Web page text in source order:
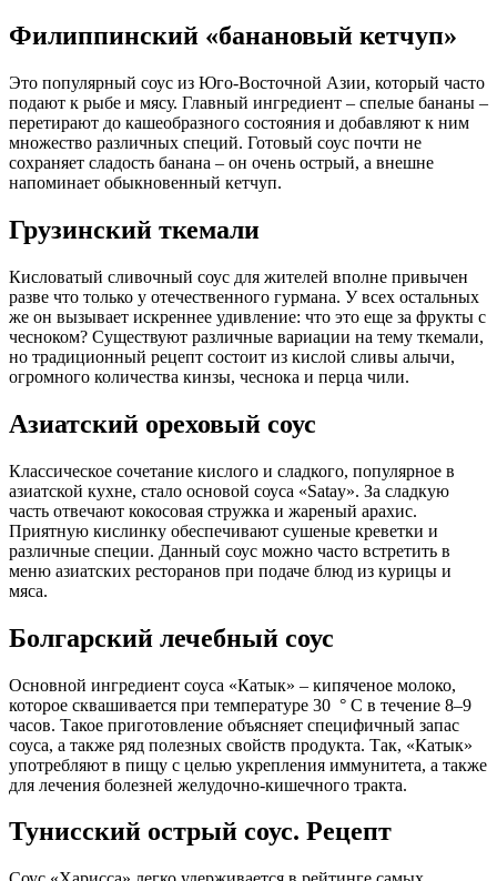
Филиппинский «банановый кетчуп»
Это популярный соус из Юго-Восточной Азии, который часто
подают к рыбе и мясу. Главный ингредиент – спелые бананы –
перетирают до кашеобразного состояния и добавляют к ним
множество различных специй. Готовый соус почти не
сохраняет сладость банана – он очень острый, а внешне
напоминает обыкновенный кетчуп.
Грузинский ткемали
Кисловатый сливочный соус для жителей вполне привычен
разве что только у отечественного гурмана. У всех остальных
же он вызывает искреннее удивление: что это еще за фрукты с
чесноком? Существуют различные вариации на тему ткемали,
но традиционный рецепт состоит из кислой сливы алычи,
огромного количества кинзы, чеснока и перца чили.
Азиатский ореховый соус
Классическое сочетание кислого и сладкого, популярное в
азиатской кухне, стало основой соуса «Satay». За сладкую
часть отвечают кокосовая стружка и жареный арахис.
Приятную кислинку обеспечивают сушеные креветки и
различные специи. Данный соус можно часто встретить в
меню азиатских ресторанов при подаче блюд из курицы и
мяса.
Болгарский лечебный соус
Основной ингредиент соуса «Катык» – кипяченое молоко,
которое сквашивается при температуре 30 ° С в течение 8–9
часов. Такое приготовление объясняет специфичный запас
соуса, а также ряд полезных свойств продукта. Так, «Катык»
употребляют в пищу с целью укрепления иммунитета, а также
для лечения болезней желудочно-кишечного тракта.
Тунисский острый соус. Рецепт